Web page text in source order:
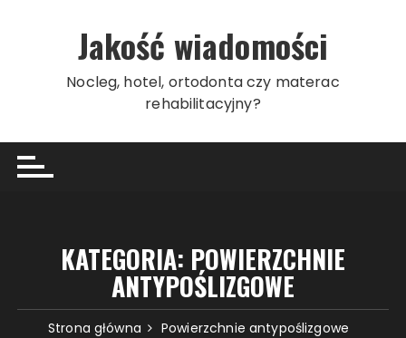
Jakość wiadomości
Nocleg, hotel, ortodonta czy materac
rehabilitacyjny?
KATEGORIA: POWIERZCHNIE
ANTYPOŚLIZGOWE
Strona główna Powierzchnie antypoślizgowe